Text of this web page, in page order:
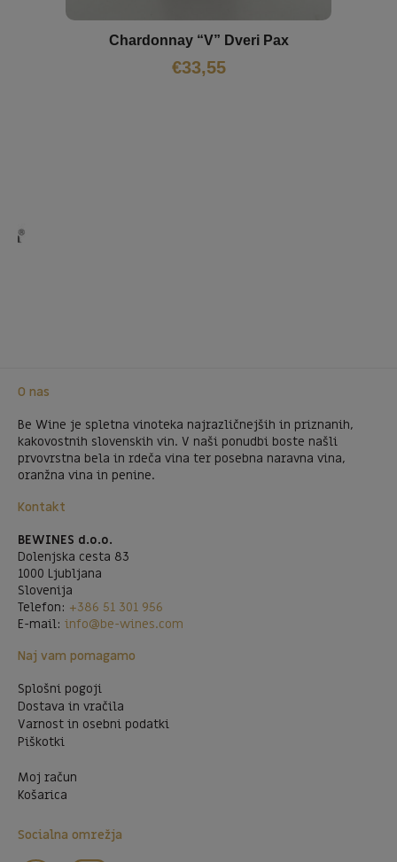
Chardonnay “V” Dveri Pax
€33,55
O nas
Be Wine je spletna vinoteka najrazličnejših in priznanih,
kakovostnih slovenskih vin. V naši ponudbi boste našli
prvovrstna bela in rdeča vina ter posebna naravna vina,
oranžna vina in penine.
Kontakt
BEWINES d.o.o.
Dolenjska cesta 83
1000 Ljubljana
Slovenija
Telefon: +386 51 301 956
E-mail: info@be-wines.com
Naj vam pomagamo
Splošni pogoji
Dostava in vračila
Varnost in osebni podatki
Piškotki
Moj račun
Košarica
Socialna omrežja